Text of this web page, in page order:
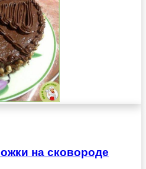
на сковороде